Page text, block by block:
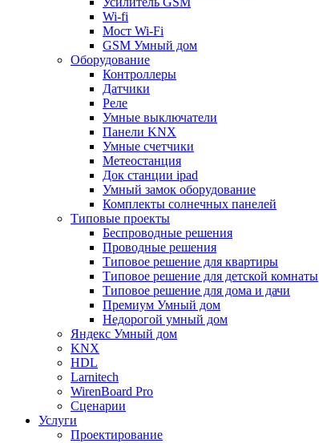
Wi-fi
Мост Wi-Fi
GSM Умный дом
Оборудование
Контроллеры
Датчики
Реле
Умные выключатели
Панели KNX
Умные счетчики
Метеостанция
Док станции ipad
Умный замок оборудование
Комплекты солнечных панелей
Типовые проекты
Беспроводные решения
Проводные решения
Типовое решение для квартиры
Типовое решение для детской комнаты
Типовое решение для дома и дачи
Премиум Умный дом
Недорогой умный дом
Яндекс Умный дом
KNX
HDL
Larnitech
WirenBoard Pro
Сценарии
Услуги
Проектирование